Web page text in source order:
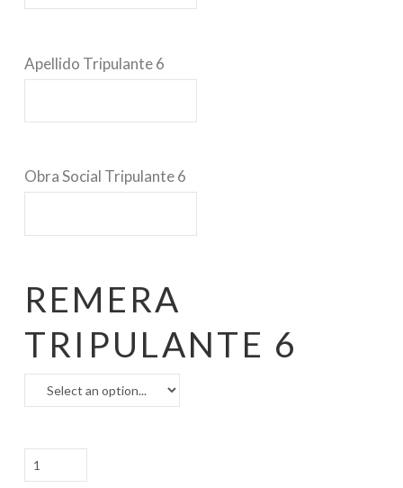
Apellido Tripulante 6
Obra Social Tripulante 6
REMERA
TRIPULANTE 6
SBA